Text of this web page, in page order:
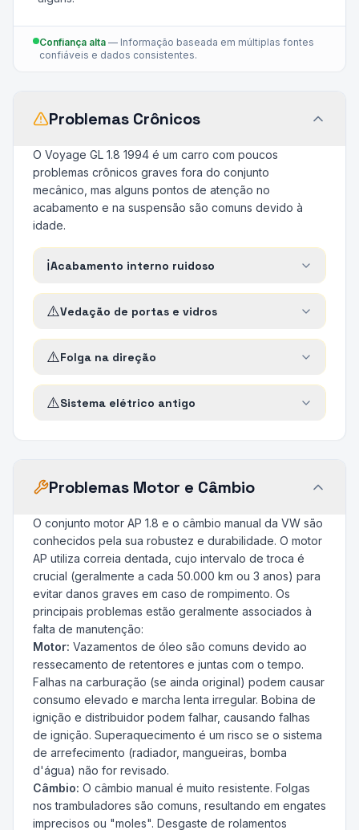
Confiança alta — Informação baseada em múltiplas fontes
confiáveis e dados consistentes.
Problemas Crônicos
O Voyage GL 1.8 1994 é um carro com poucos
problemas crônicos graves fora do conjunto
mecânico, mas alguns pontos de atenção no
acabamento e na suspensão são comuns devido à
idade.
ℹ️Acabamento interno ruidoso
⚠️Vedação de portas e vidros
⚠️Folga na direção
⚠️Sistema elétrico antigo
Problemas Motor e Câmbio
O conjunto motor AP 1.8 e o câmbio manual da VW são
conhecidos pela sua robustez e durabilidade. O motor
AP utiliza correia dentada, cujo intervalo de troca é
crucial (geralmente a cada 50.000 km ou 3 anos) para
evitar danos graves em caso de rompimento. Os
principais problemas estão geralmente associados à
falta de manutenção:
Motor: Vazamentos de óleo são comuns devido ao
ressecamento de retentores e juntas com o tempo.
Falhas na carburação (se ainda original) podem causar
consumo elevado e marcha lenta irregular. Bobina de
ignição e distribuidor podem falhar, causando falhas
de ignição. Superaquecimento é um risco se o sistema
de arrefecimento (radiador, mangueiras, bomba
d'água) não for revisado.
Câmbio: O câmbio manual é muito resistente. Folgas
nos trambuladores são comuns, resultando em engates
imprecisos ou "moles". Desgaste de rolamentos